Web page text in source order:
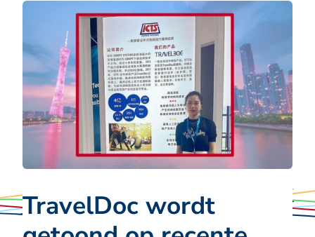
TravelDoc wordt